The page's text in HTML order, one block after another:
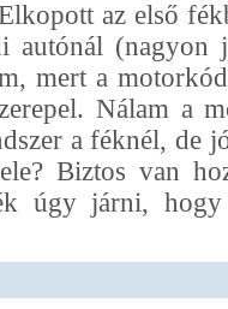
az első
autónál (nagyon
mert a
Nálam a
a féknél, de
Biztos van
úgy járni, hogy